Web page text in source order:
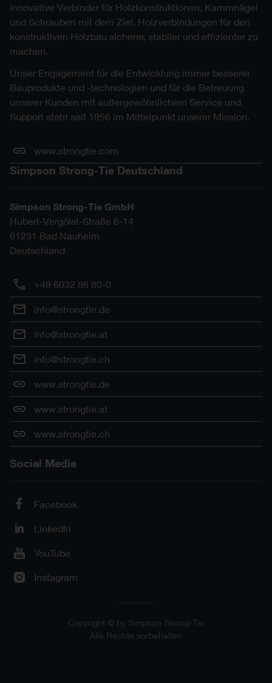
innovative Verbinder für Holzkonstruktionen, Kammnägel
und Schrauben mit dem Ziel, Holzverbindungen für den
konstruktiven Holzbau sicherer, stabiler und effizienter zu
machen.
Unser Engagement für die Entwicklung immer besserer
Bauprodukte und -technologien und für die Betreuung
unserer Kunden mit außergewöhnlichem Service und
Support steht seit 1956 im Mittelpunkt unserer Mission.
www.strongtie.com
Simpson Strong-Tie Deutschland
Simpson Strong-Tie GmbH
Hubert-Vergölst-Straße 6-14
61231 Bad Nauheim
Deutschland
+49 6032 86 80-0
info@strongtie.de
info@strongtie.at
info@strongtie.ch
www.strongtie.de
www.strongtie.at
www.strongtie.ch
Social Media
Facebook
LinkedIn
YouTube
Instagram
Copyright © by Simpson Strong-Tie
Alle Rechte vorbehalten